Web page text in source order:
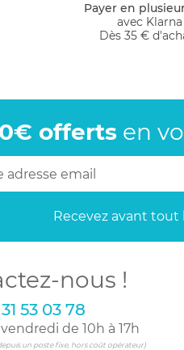
Payer en
avec Klarna
Dès 35 €
offertsen
Recevez avant tout
nous !
53 03 78
de 10h à 17h
un poste fixe, hors coût opérateur)